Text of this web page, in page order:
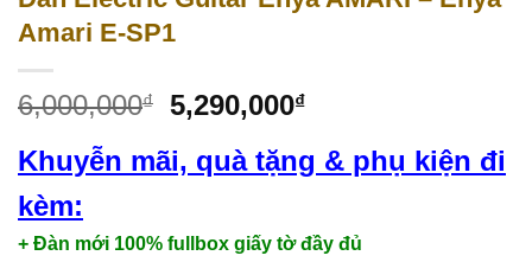
Amari E-SP1
6,000,000₫ 5,290,000₫
Khuyễn mãi, quà tặng & phụ kiện đi
kèm:
+ Đàn mới 100% fullbox giấy tờ đầy đủ